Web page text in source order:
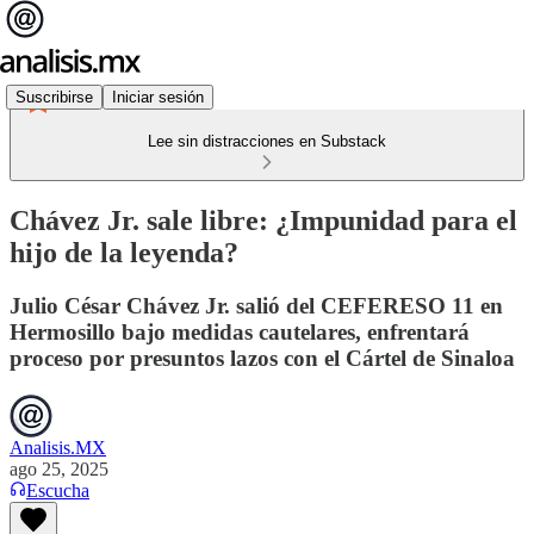
Suscribirse Iniciar sesión
Lee sin distracciones en Substack
Chávez Jr. sale libre: ¿Impunidad para el
hijo de la leyenda?
Julio César Chávez Jr. salió del CEFERESO 11 en
Hermosillo bajo medidas cautelares, enfrentará
proceso por presuntos lazos con el Cártel de Sinaloa
Analisis.MX
ago 25, 2025
Escucha